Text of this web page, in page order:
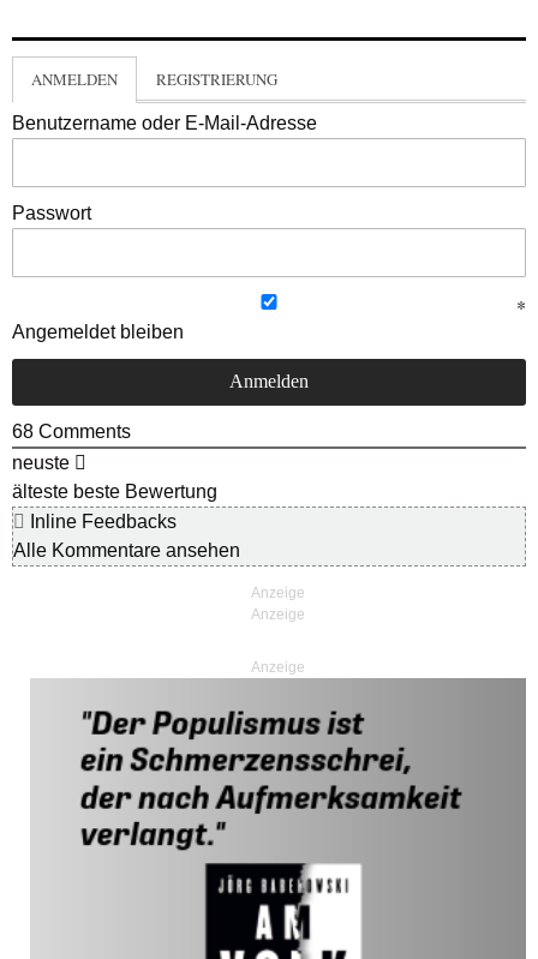
ANMELDEN REGISTRIERUNG
Benutzername oder E-Mail-Adresse
Passwort
Angemeldet bleiben
68 Comments
neuste
älteste beste Bewertung
Inline Feedbacks
Alle Kommentare ansehen
Anzeige